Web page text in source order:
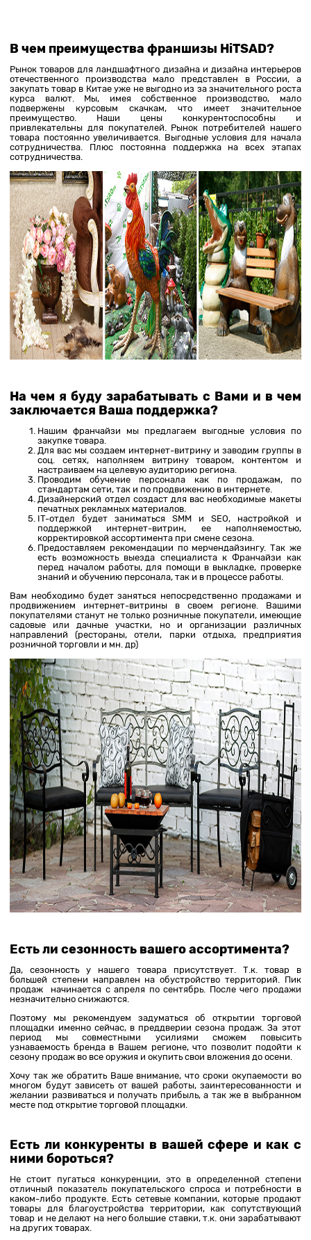
В чем преимущества франшизы HiTSAD?
Рынок товаров для ландшафтного дизайна и дизайна интерьеров
отечественного производства мало представлен в России, а
закупать товар в Китае уже не выгодно из за значительного роста
курса валют. Мы, имея собственное производство, мало
подвержены курсовым скачкам, что имеет значительное
преимущество. Наши цены конкурентоспособны и
привлекательны для покупателей. Рынок потребителей нашего
товара постоянно увеличивается. Выгодные условия для начала
сотрудничества. Плюс постоянна поддержка на всех этапах
сотрудничества.
На чем я буду зарабатывать с Вами и в чем
заключается Ваша поддержка?
Нашим франчайзи мы предлагаем выгодные условия по
закупке товара.
Для вас мы создаем интернет-витрину и заводим группы в
соц. сетях, наполняем витрину товаром, контентом и
настраиваем на целевую аудиторию региона.
Проводим обучение персонала как по продажам, по
стандартам сети, так и по продвижению в интернете.
Дизайнерский отдел создаст для вас необходимые макеты
печатных рекламных материалов.
IT-отдел будет заниматься SMM и SEO, настройкой и
поддержкой интернет-витрин, ее наполняемостью,
корректировкой ассортимента при смене сезона.
Предоставляем рекомендации по мерчендайзингу. Так же
есть возможность выезда специалиста к Франчайзи как
перед началом работы, для помощи в выкладке, проверке
знаний и обучению персонала, так и в процессе работы.
Вам необходимо будет заняться непосредственно продажами и
продвижением интернет-витрины в своем регионе. Вашими
покупателями станут не только розничные покупатели, имеющие
садовые или дачные участки, но и организации различных
направлений (рестораны, отели, парки отдыха, предприятия
розничной торговли и мн. др)
Есть ли сезонность вашего ассортимента?
Да, сезонность у нашего товара присутствует. Т.к. товар в
большей степени направлен на обустройство территорий. Пик
продаж начинается с апреля по сентябрь. После чего продажи
незначительно снижаются.
Поэтому мы рекомендуем задуматься об открытии торговой
площадки именно сейчас, в преддверии сезона продаж. За этот
период мы совместными усилиями сможем повысить
узнаваемость бренда в Вашем регионе, что позволит подойти к
сезону продаж во все оружия и окупить свои вложения до осени.
Хочу так же обратить Ваше внимание, что сроки окупаемости во
многом будут зависеть от вашей работы, заинтересованности и
желании развиваться и получать прибыль, а так же в выбранном
месте под открытие торговой площадки.
Есть ли конкуренты в вашей сфере и как с
ними бороться?
Не стоит пугаться конкуренции, это в определенной степени
отличный показатель покупательского спроса и потребности в
каком-либо продукте. Есть сетевые компании, которые продают
товары для благоустройства территории, как сопутствующий
товар и не делают на него большие ставки, т.к. они зарабатывают
на других товарах.